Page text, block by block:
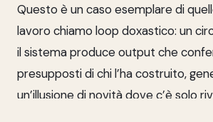
Questo è un caso esemplare di
lavoro chiamo loop doxastico: un
il sistema produce output che
presupposti di chi l’ha costruito,
un’illusione di novità dove c’è solo